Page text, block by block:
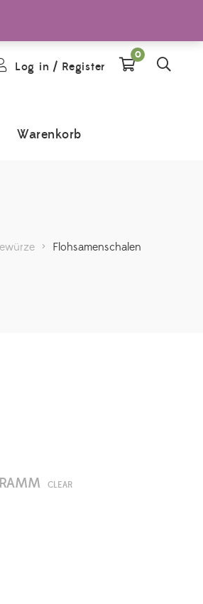
Log in / Register
0
Warenkorb
> Flohsamenschalen
CLEAR